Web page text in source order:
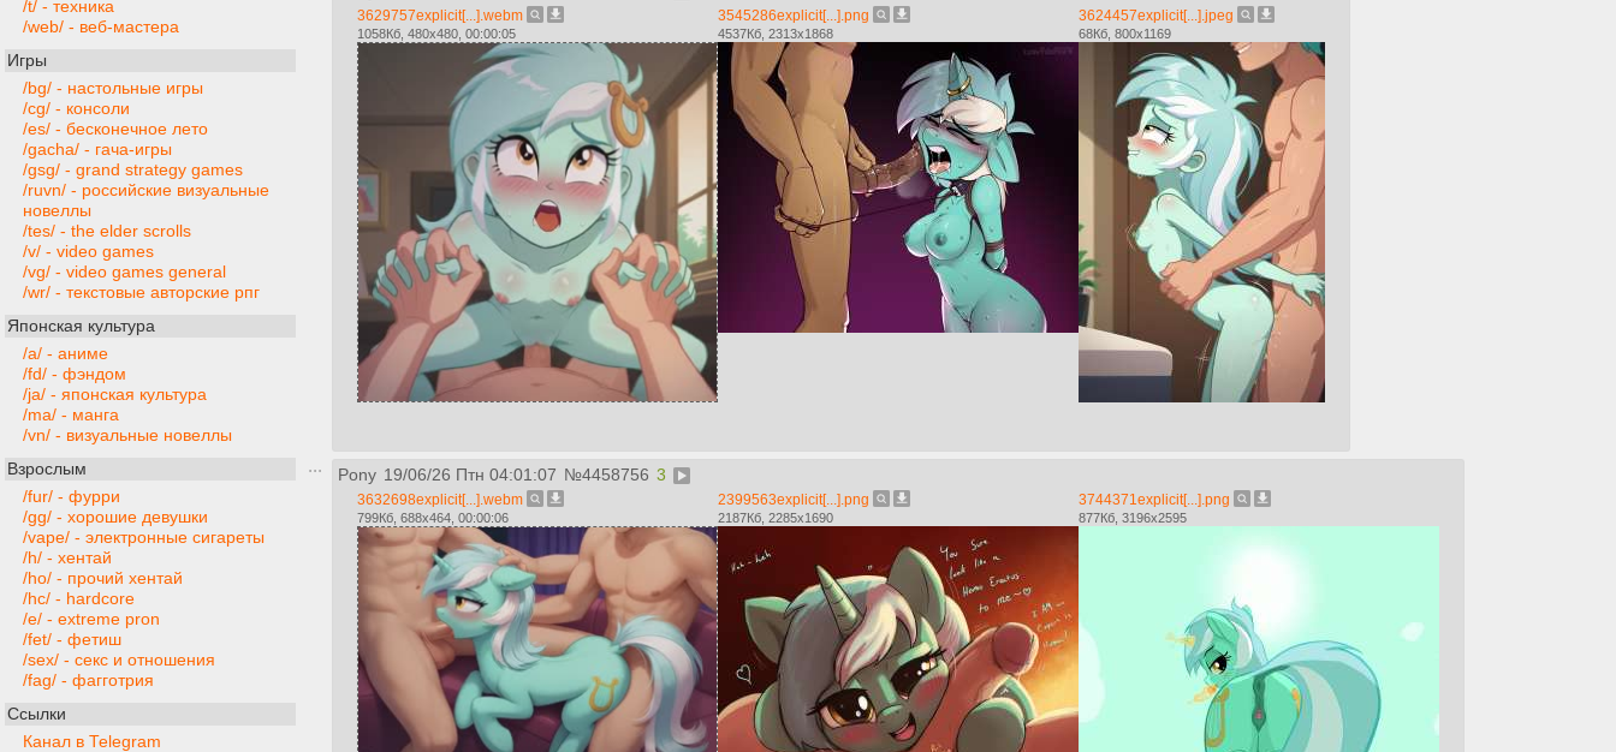
/t/ - техника
/web/ - веб-мастера
Игры
/bg/ - настольные игры
/cg/ - консоли
/es/ - бесконечное лето
/gacha/ - гача-игры
/gsg/ - grand strategy games
/ruvn/ - российские визуальные
новеллы
/tes/ - the elder scrolls
/v/ - video games
/vg/ - video games general
/wr/ - текстовые авторские рпг
Японская культура
/a/ - аниме
/fd/ - фэндом
/ja/ - японская культура
/ma/ - манга
/vn/ - визуальные новеллы
Взрослым
/fur/ - фурри
/gg/ - хорошие девушки
/vape/ - электронные сигареты
/h/ - хентай
/ho/ - прочий хентай
/hc/ - hardcore
/e/ - extreme pron
/fet/ - фетиш
/sex/ - секс и отношения
/fag/ - фагготрия
Ссылки
Канал в Telegram
3629757explicit[...].webm
1058Кб, 480x480, 00:00:05
3545286explicit[...].png
4537Кб, 2313x1868
3624457explicit[...].jpeg
68Кб, 800x1169
Pony 19/06/26 Птн 04:01:07 №4458756 3
3632698explicit[...].webm
799Кб, 688x464, 00:00:06
2399563explicit[...].png
2187Кб, 2285x1690
3744371explicit[...].png
877Кб, 3196x2595